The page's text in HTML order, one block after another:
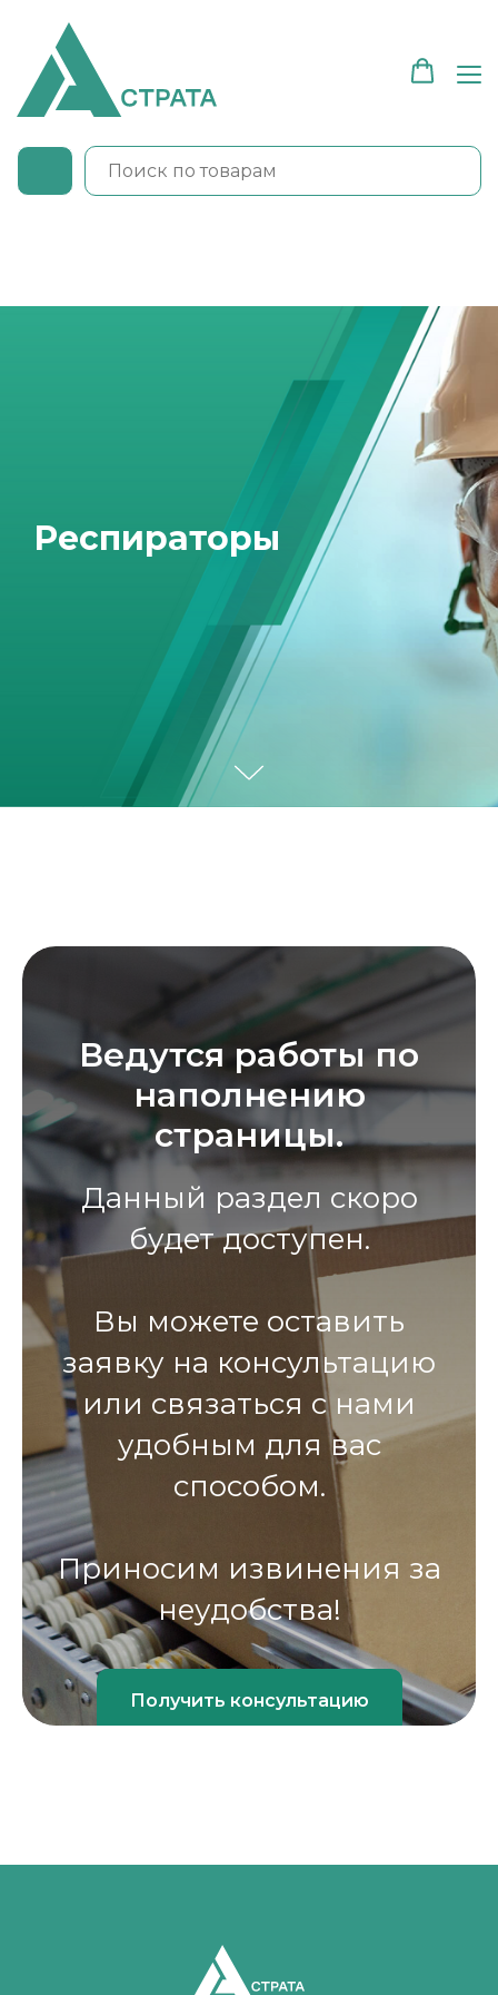
МЫ НА ВБ
Респираторы
Ведутся работы по
наполнению
страницы.
Данный раздел скоро
будет доступен.
Вы можете оставить
заявку на консультацию
или связаться с нами
удобным для вас
способом.
Приносим извинения за
неудобства!
Получить консультацию